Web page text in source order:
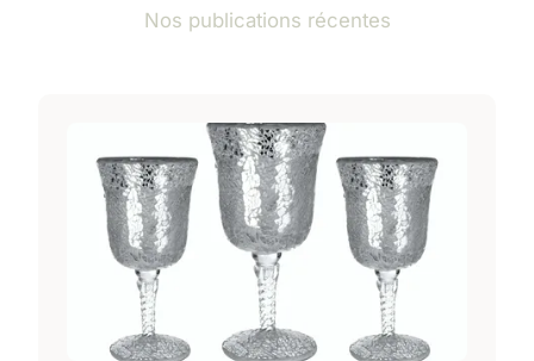
Nos publications récentes